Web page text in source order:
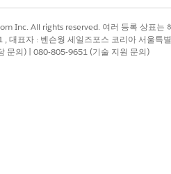
Inc. All rights reserved. 여러 등록 상표는
대표자 : 벤슨웡 세일즈포스 코리아 서울
문의) | 080-805-9651 (기술 지원 문의)